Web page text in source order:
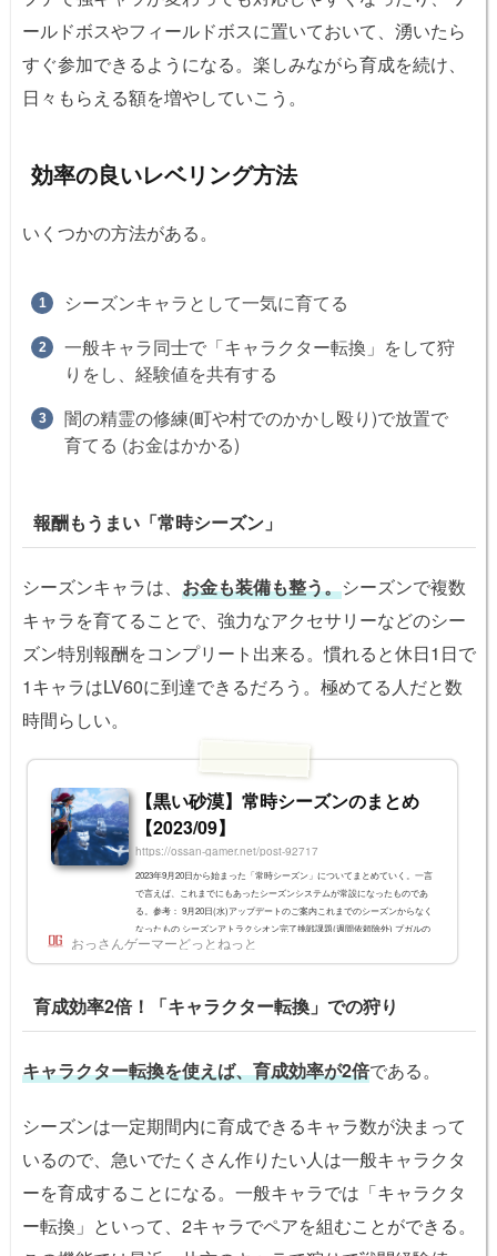
ールドボスやフィールドボスに置いておいて、湧いたら
すぐ参加できるようになる。楽しみながら育成を続け、
日々もらえる額を増やしていこう。
効率の良いレベリング方法
いくつかの方法がある。
シーズンキャラとして一気に育てる
一般キャラ同士で「キャラクター転換」をして狩
りをし、経験値を共有する
闇の精霊の修練(町や村でのかかし殴り)で放置で
育てる (お金はかかる)
報酬もうまい「常時シーズン」
シーズンキャラは、 お金も装備も整う。シーズンで複数
キャラを育てることで、強力なアクセサリーなどのシー
ズン特別報酬をコンプリート出来る。慣れると休日1日で
1キャラはLV60に到達できるだろう。極めてる人だと数
時間らしい。
【黒い砂漠】常時シーズンのまとめ
【2023/09】
https://ossan-gamer.net/post-92717
2023年9月20日から始まった「常時シーズン」についてまとめていく。一言
で言えば、これまでにもあったシーズンシステムが常設になったものであ
る。参考： 9月20日(水)アップデートのご案内これまでのシーズンからなく
なったもの シーズンアトラクシオン完了挑戦課題(週間依頼除外) プガルの
秒時計獲得依頼卒業前に利用できた「プガルの秒時計」が完全になくなっ
た。つまり、シーズンを1回プレイして2キャラを育成することはできなくな
キャラに同時に入るようにな...
おっさんゲーマーどっとねっと
育成効率2倍！「キャラクター転換」での狩り
キャラクター転換を使えば、育成効率が2倍である。
シーズンは一定期間内に育成できるキャラ数が決まって
いるので、急いでたくさん作りたい人は一般キャラクタ
ーを育成することになる。一般キャラでは「キャラクタ
ー転換」といって、2キャラでペアを組むことができる。